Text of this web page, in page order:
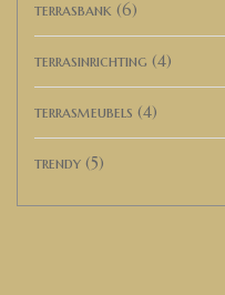
terrasbank (6)
terrasinrichting (4)
terrasmeubels (4)
trendy (5)